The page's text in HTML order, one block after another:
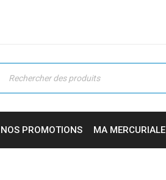
NOS PROMOTIONS MA MERCURIALE